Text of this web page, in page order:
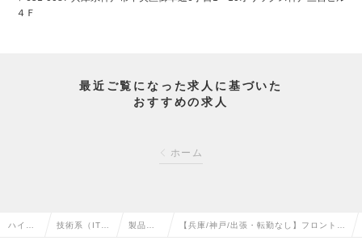
４Ｆ
最近ご覧になった求人に基づいた
おすすめの求人
ホーム
ハイク 技術系（IT・ 製品開 【兵庫/神戸/出張・転勤なし】フロントエ